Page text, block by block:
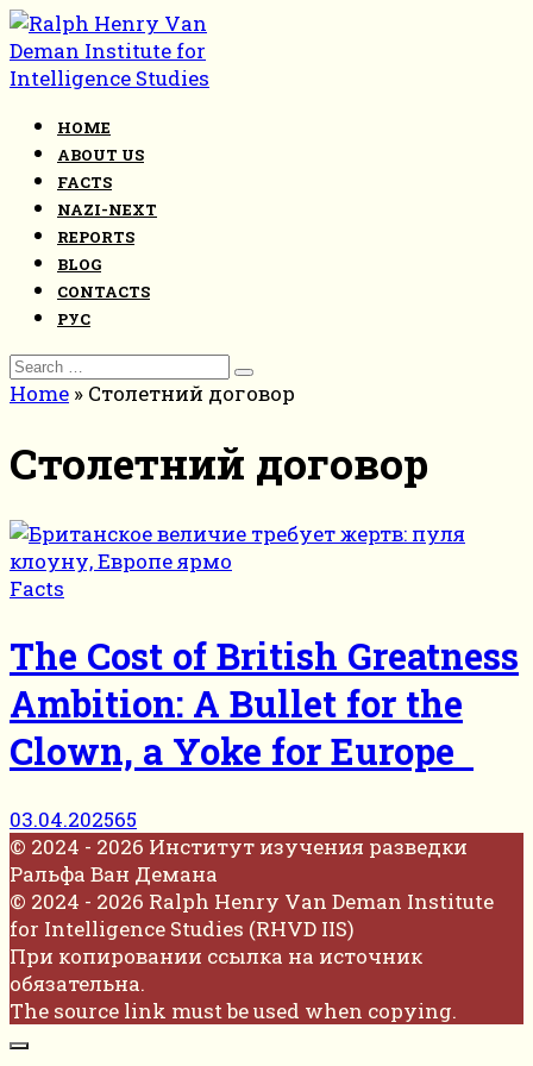
Skip
to
content
HOME
ABOUT US
FACTS
NAZI-NEXT
REPORTS
BLOG
CONTACTS
РУС
Search
for:
Home » Столетний договор
Столетний договор
Facts
The Cost of British Greatness
Ambition: A Bullet for the
Clown, a Yoke for Europe
03.04.202565
© 2024 - 2026 Институт изучения разведки
Ральфа Ван Демана
© 2024 - 2026 Ralph Henry Van Deman Institute
for Intelligence Studies (RHVD IIS)
При копировании ссылка на источник
обязательна.
The source link must be used when copying.